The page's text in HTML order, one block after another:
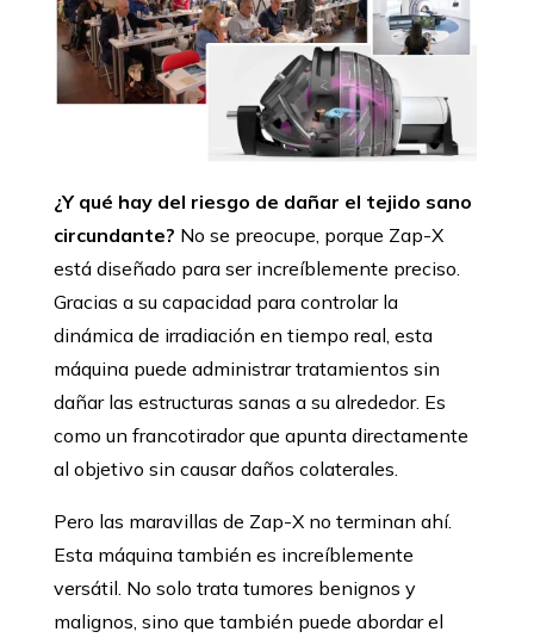
¿Y qué hay del riesgo de dañar el tejido sano
circundante? No se preocupe, porque Zap-X
está diseñado para ser increíblemente preciso.
Gracias a su capacidad para controlar la
dinámica de irradiación en tiempo real, esta
máquina puede administrar tratamientos sin
dañar las estructuras sanas a su alrededor. Es
como un francotirador que apunta directamente
al objetivo sin causar daños colaterales.
Pero las maravillas de Zap-X no terminan ahí.
Esta máquina también es increíblemente
versátil. No solo trata tumores benignos y
malignos, sino que también puede abordar el